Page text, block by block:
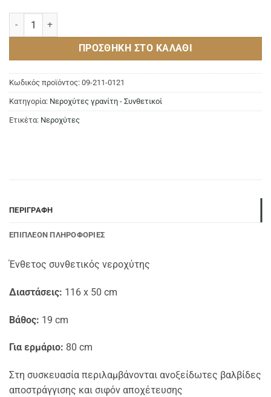
Νεροχύτης Classic 300 WHITE ποσότητα
ΠΡΟΣΘΉΚΗ ΣΤΟ ΚΑΛΆΘΙ
Κωδικός προϊόντος: 09-211-0121
Κατηγορία: Νεροχύτες γρανίτη - Συνθετικοί
Ετικέτα: Νεροχύτες
ΠΕΡΙΓΡΑΦΉ
ΕΠΙΠΛΈΟΝ ΠΛΗΡΟΦΟΡΊΕΣ
Ένθετος συνθετικός νεροχύτης
Διαστάσεις: 116 x 50 cm
Βάθος: 19 cm
Για ερμάριο: 80 cm
Στη συσκευασία περιλαμβάνονται ανοξείδωτες βαλβίδες
αποστράγγισης και σιφόν αποχέτευσης